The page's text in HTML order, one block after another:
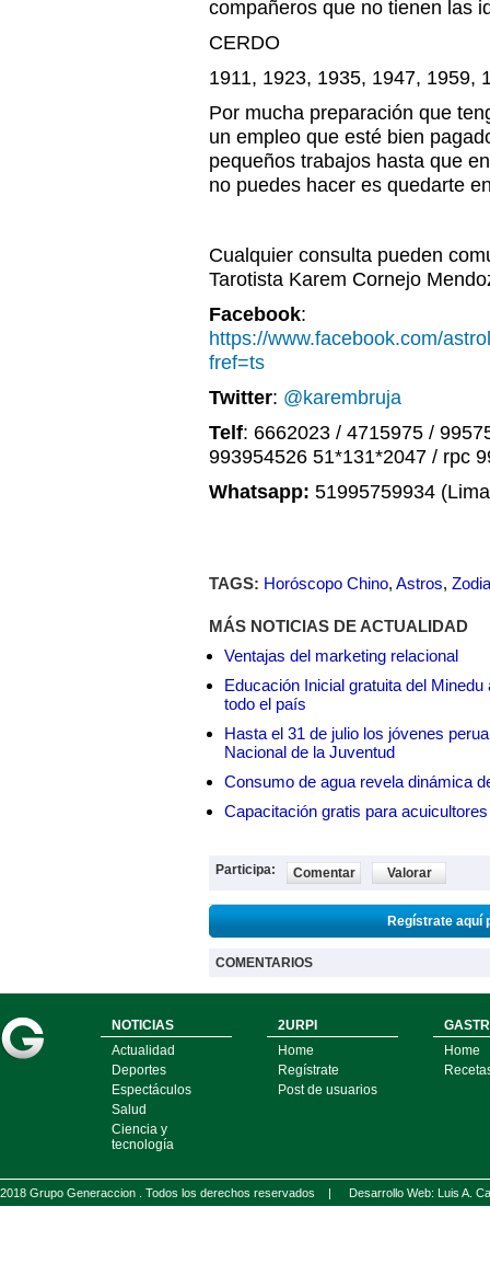
compañeros que no tienen las
CERDO
1911, 1923, 1935, 1947, 1959,
Por mucha preparación que
un empleo que esté bien
pequeños trabajos hasta que
no puedes hacer es quedarte
Cualquier consulta pueden
Tarotista Karem Cornejo
Facebook:
https://www.facebook.com/
fref=ts
Twitter: @karembruja
Telf: 6662023 / 4715975 /
993954526 51*131*2047 / rpc
Whatsapp: 51995759934
TAGS: Horóscopo Chino, Astros,
MÁS NOTICIAS DE ACTUALIDAD
Ventajas del marketing relacional
Educación Inicial gratuita del
todo el país
Hasta el 31 de julio los jóvenes
Nacional de la Juventud
Consumo de agua revela dinámica
Capacitación gratis para
Participa: Comentar Valorar
Regístrate aquí
COMENTARIOS
NOTICIAS
Actualidad
Deportes
Espectáculos
Salud
Ciencia y
tecnología
2URPI
Home
Regístrate
Post de usuarios
Home
2018 Grupo Generaccion . Todos los derechos reservados | Desarrollo Web: Luis